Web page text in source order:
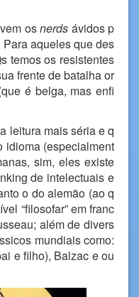
osnerds ávidos p
aqueles que des
temos os resistentes
frente de batalha or
é belga, mas enfi
leitura mais séria e q
idioma (especialment
sim, eles existe
de intelectuais e
o do alemão (ao q
“filosofar” em franc
além de divers
mundiais como:
e filho), Balzac e ou